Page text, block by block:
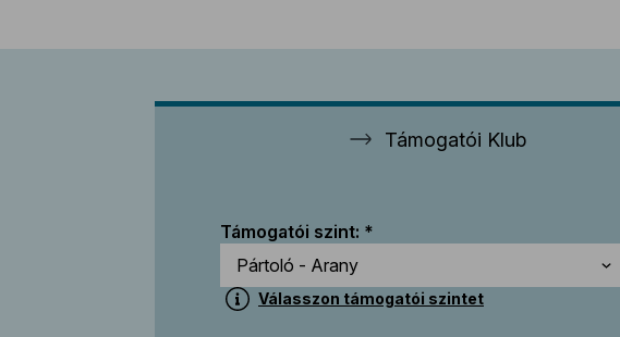
Támogatói Klub
Támogatói szint:
Válasszon támogatói szintet